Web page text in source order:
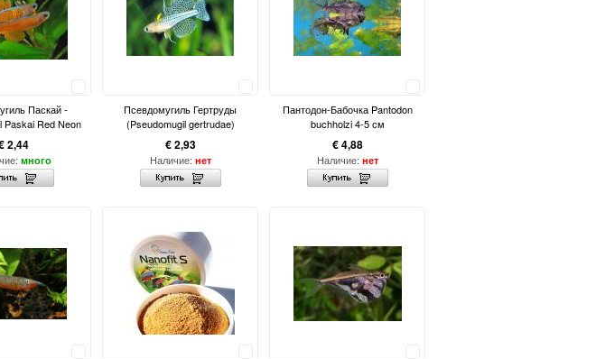
Паскай -
Paskai Red Neon
2,44
много
Псевдомугиль Гертруды
(Pseudomugil gertrudae)
€ 2,93
Наличие: нет
Пантодон-Бабочка Pantodon
buchholzi 4-5 см
€ 4,88
Наличие: нет